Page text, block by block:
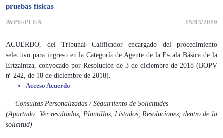
pruebas físicas
AVPE-PLEA 15/03/2019
ACUERDO, del Tribunal Calificador encargado del procedimiento
selectivo para ingreso en la Categoría de Agente de la Escala Básica de la
Ertzaintza, convocado por Resolución de 3 de diciembre de 2018 (BOPV
nº 242, de 18 de diciembre de 2018).
Acceso Acuerdo
Consultas Personalizadas / Seguimiento de Solicitudes
(Apartado: Ver resultados, Plantillas, Listados, Resoluciones, dentro de la
solicitud)